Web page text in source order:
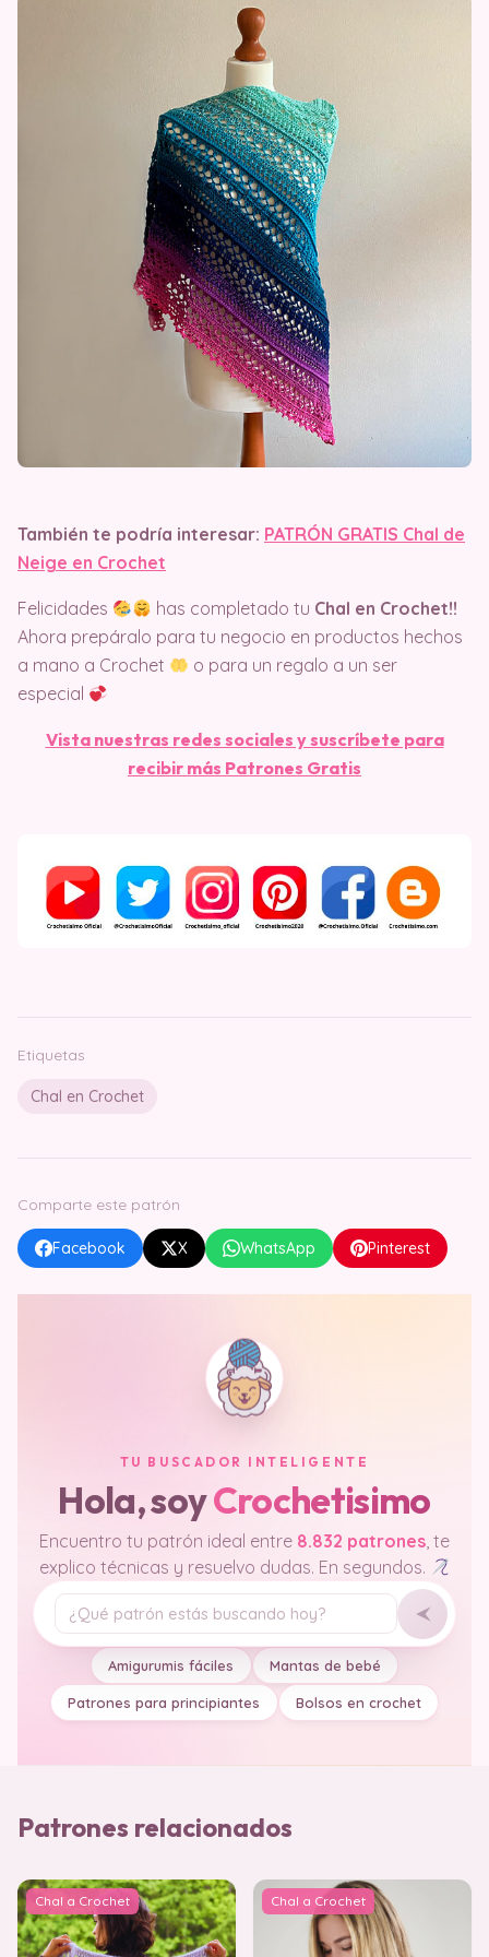
También te podría interesar: PATRÓN GRATIS Chal de
Neige en Crochet
Felicidades has completado tu Chal en Crochet!!
Ahora prepáralo para tu negocio en productos hechos
a mano a Crochet
o para un regalo a un ser
especial
Vista nuestras redes sociales y suscríbete para
recibir más Patrones Gratis
Etiquetas
Chal en Crochet
Comparte este patrón
Facebook X WhatsApp Pinterest
TU BUSCADOR INTELIGENTE
Hola, soyCrochetisimo
Encuentro tu patrón ideal entre 8.832 patrones, te
explico técnicas y resuelvo dudas. En segundos.
Tu pregunta
Amigurumis fáciles Mantas de bebé
Patrones para principiantes Bolsos en crochet
Patrones relacionados
Chal a Crochet Chal a Crochet